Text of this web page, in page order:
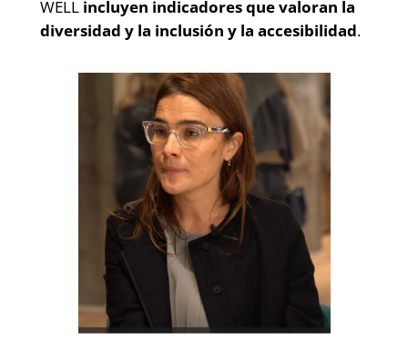
WELL incluyen indicadores que valoran la
diversidad y la inclusión y la accesibilidad.